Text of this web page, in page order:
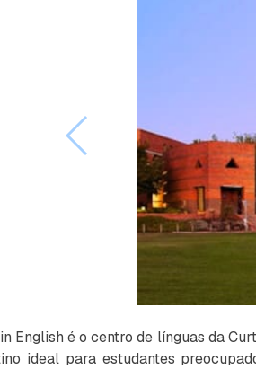
English é o centro de línguas da
ideal para estudantes